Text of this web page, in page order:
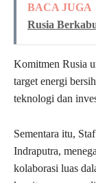
BACA JUGA
Rusia
Komitmen Rusia
target energi
teknologi dan
Sementara itu,
Indraputra,
kolaborasi luas